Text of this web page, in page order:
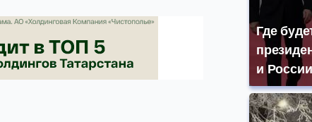
Где
и